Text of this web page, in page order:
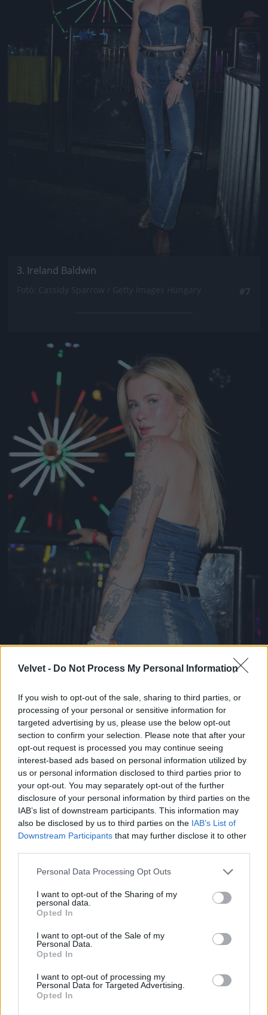
Velvet - Do Not Process My Personal Information
If you wish to opt-out of the sale, sharing to third parties, or
processing of your personal or sensitive information for
targeted advertising by us, please use the below opt-out
section to confirm your selection. Please note that after your
opt-out request is processed you may continue seeing
interest-based ads based on personal information utilized by
us or personal information disclosed to third parties prior to
your opt-out. You may separately opt-out of the further
disclosure of your personal information by third parties on the
IAB’s list of downstream participants. This information may
also be disclosed by us to third parties on the IAB’s List of
Downstream Participants that may further disclose it to other
Please note that this website/app uses one or more Google
not limited to your visit or usage behaviour. You may click to
grant or deny consent to Google and its third-party tags to
use your data for below specified purposes in below Google
consent section.
Personal Data Processing Opt Outs
I want to opt-out of the Sharing of my
personal data.
Opted In
I want to opt-out of the Sale of my
Personal Data.
Opted In
I want to opt-out of processing my
Personal Data for Targeted Advertising.
Opted In
3. Ireland Baldwin
Három szó: éljen a farmer!
Fotó: Cassidy Sparrow / Getty Images Hungary #8
Jön még kép!